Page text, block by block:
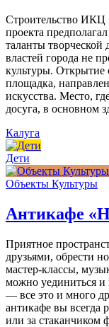
Строительство ИКЦ
проекта
таланты творческой
властей города не
культуры.
площадка,
искусства. Место,
досуга, в основном
Калуга
Дети
Объекты Культуры
Антикафе
Приятное
друзьями, обрести
мастер-классы,
можно уединиться и
— все это и много
антикафе вы всегда
или за